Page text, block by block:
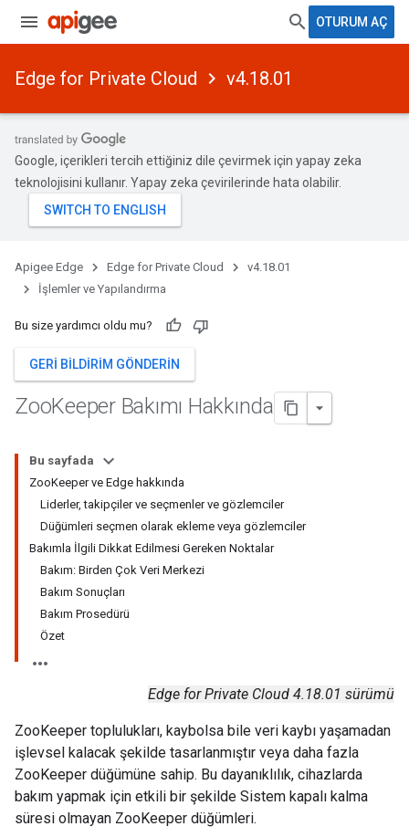
OTURUM AÇ
Edge for Private Cloud v4.18.01
Google, içerikleri tercih ettiğiniz dile çevirmek için yapay zeka
teknolojisini kullanır. Yapay zeka çevirilerinde hata olabilir.
Apigee Edge Edge for Private Cloud
v4.18.01
İşlemler ve Yapılandırma
Bu size yardımcı oldu mu?
GERI BILDIRIM GÖNDERIN
ZooKeeper Bakımı Hakkında
Bu sayfada
ZooKeeper ve Edge hakkında
Liderler, takipçiler ve seçmenler ve gözlemciler
Düğümleri seçmen olarak ekleme veya gözlemciler
Bakımla İlgili Dikkat Edilmesi Gereken Noktalar
Bakım: Birden Çok Veri Merkezi
Bakım Sonuçları
Bakım Prosedürü
Özet
Edge for Private Cloud 4.18.01 sürümü
ZooKeeper toplulukları, kaybolsa bile veri kaybı yaşamadan
işlevsel kalacak şekilde tasarlanmıştır veya daha fazla
ZooKeeper düğümüne sahip. Bu dayanıklılık, cihazlarda
bakım yapmak için etkili bir şekilde Sistem kapalı kalma
süresi olmayan ZooKeeper düğümleri.